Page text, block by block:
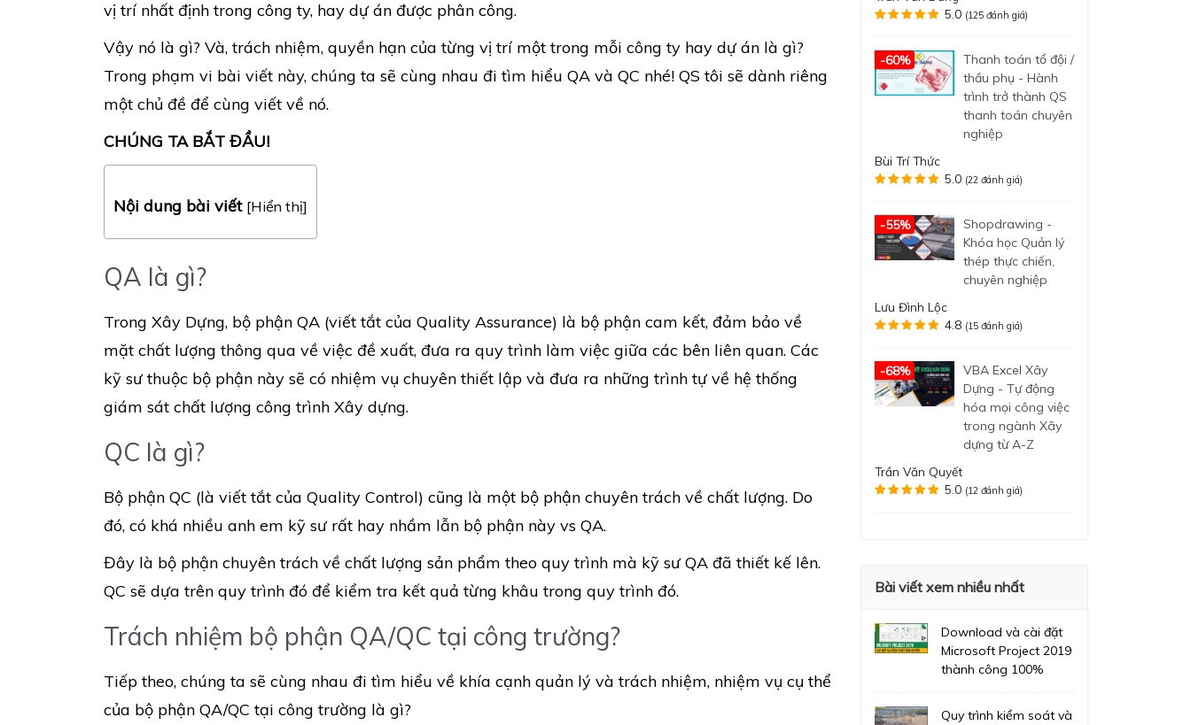
vị trí nhất định trong công ty, hay dự án được phân công.
Vậy nó là gì? Và, trách nhiệm, quyền hạn của từng vị trí một trong mỗi công ty hay dự án là gì?
Trong phạm vi bài viết này, chúng ta sẽ cùng nhau đi tìm hiểu QA và QC nhé! QS tôi sẽ dành riêng
một chủ đề để cùng viết về nó.
CHÚNG TA BẮT ĐẦU!
Nội dung bài viết [Hiển thị]
QA là gì?
Trong Xây Dựng, bộ phận QA (viết tắt của Quality Assurance) là bộ phận cam kết, đảm bảo về
mặt chất lượng thông qua về việc đề xuất, đưa ra quy trình làm việc giữa các bên liên quan. Các
kỹ sư thuộc bộ phận này sẽ có nhiệm vụ chuyên thiết lập và đưa ra những trình tự về hệ thống
giám sát chất lượng công trình Xây dựng.
QC là gì?
Bộ phận QC (là viết tắt của Quality Control) cũng là một bộ phận chuyên trách về chất lượng. Do
đó, có khá nhiều anh em kỹ sư rất hay nhầm lẫn bộ phận này vs QA.
Đây là bộ phận chuyên trách về chất lượng sản phẩm theo quy trình mà kỹ sư QA đã thiết kế lên.
QC sẽ dựa trên quy trình đó để kiểm tra kết quả từng khâu trong quy trình đó.
Trách nhiệm bộ phận QA/QC tại công trường?
Tiếp theo, chúng ta sẽ cùng nhau đi tìm hiểu về khía cạnh quản lý và trách nhiệm, nhiệm vụ cụ thể
của bộ phận QA/QC tại công trường là gì?
5.0 (125 đánh giá)
-60%
Thanh toán tổ đội /
thầu phụ - Hành
trình trở thành QS
thanh toán chuyên
nghiệp
Bùi Trí Thức
5.0 (22 đánh giá)
-55%
Shopdrawing -
Khóa học Quản lý
thép thực chiến,
chuyên nghiệp
Lưu Đình Lộc
4.8 (15 đánh giá)
-68%
VBA Excel Xây
Dựng - Tự động
hóa mọi công việc
trong ngành Xây
dựng từ A-Z
Trần Văn Quyết
5.0 (12 đánh giá)
Bài viết xem nhiều nhất
Download và cài đặt
Microsoft Project 2019
thành công 100%
Quy trình kiểm soát và